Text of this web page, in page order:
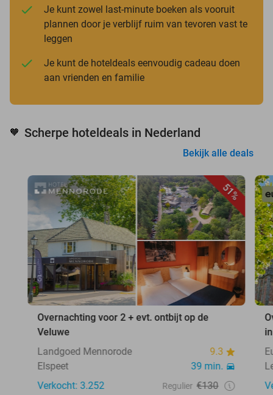
Je kunt zowel last-minute boeken als vooruit
plannen door je verblijf ruim van tevoren vast te
leggen
Je kunt de hoteldeals eenvoudig cadeau doen
aan vrienden en familie
🧡 Scherpe hoteldeals in Nederland
Bekijk alle deals
51%
Overnachting voor 2 + evt. ontbijt op de
Veluwe
Landgoed Mennorode
9.3
Elspeet
39 min.
Verkocht: 3.252
Regulier €130